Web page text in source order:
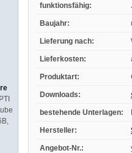
funktionsfähig:
Baujahr:
Lieferung nach:
Lieferkosten:
Produktart:
Downloads:
bestehende Unterlagen:
Hersteller:
Angebot-Nr.: